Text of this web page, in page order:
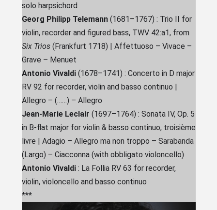
solo harpsichord
Georg Philipp Telemann (1681–1767) : Trio II for
violin, recorder and figured bass, TWV 42:a1, from
Six Trios (Frankfurt 1718) | Affettuoso – Vivace –
Grave – Menuet
Antonio Vivaldi (1678–1741) : Concerto in D major
RV 92 for recorder, violin and basso continuo |
Allegro – (……) – Allegro
Jean-Marie Leclair (1697–1764) : Sonata IV, Op. 5
in B-flat major for violin & basso continuo, troisième
livre | Adagio – Allegro ma non troppo – Sarabanda
(Largo) – Ciacconna (with obbligato violoncello)
Antonio Vivaldi : La Follia RV 63 for recorder,
violin, violoncello and basso continuo
***